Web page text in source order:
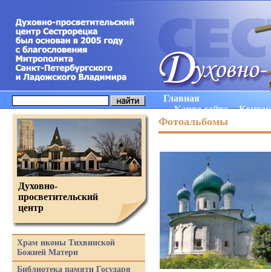
Главная
Карта сайта
Фотоальбомы
Духовно-
просветительский
центр
Храм иконы Тихвинской
Божией Матери
Библиотека памяти Государя